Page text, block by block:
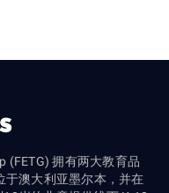
(FETG) 拥有两大教育品
于澳大利亚墨尔本，并在